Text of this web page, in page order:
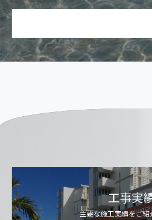
工事実
主要な施工実績をご紹